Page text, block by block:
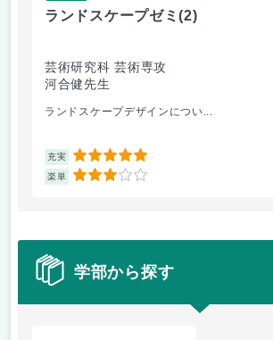
ランドスケープゼミ(2)
芸術研究科 芸術専攻
河合健先生
ランドスケープデザインについ...
充実 5
楽単 3
学部から探す